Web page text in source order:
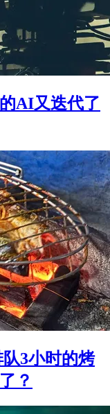
AI又迭代了
3小时的烤
？